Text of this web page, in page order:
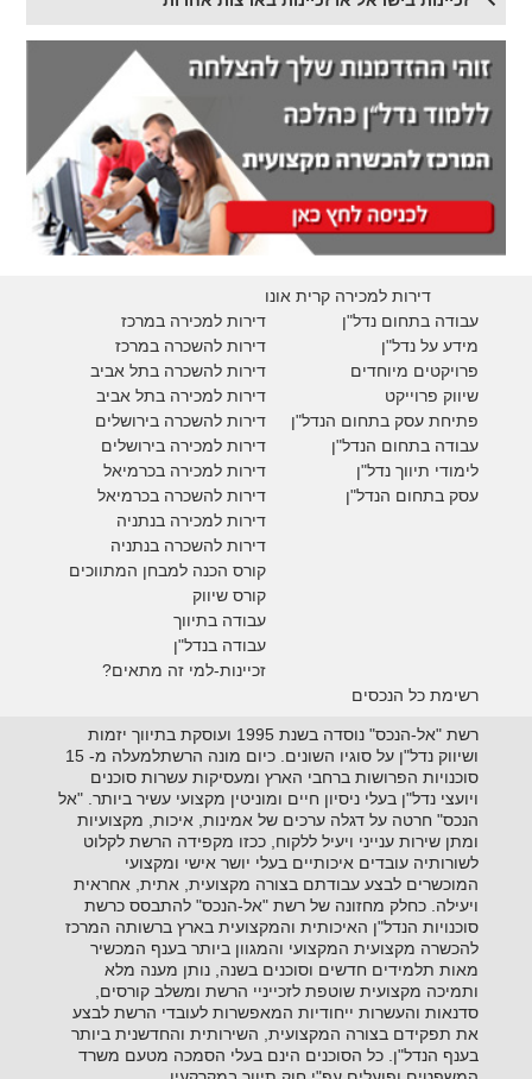
דירות למכירה קרית אונו
דירות למכירה במרכז
דירות להשכרה במרכז
דירות להשכרה בתל אביב
דירות למכירה בתל אביב
דירות להשכרה בירושלים
דירות למכירה בירושלים
דירות למכירה בכרמיאל
דירות להשכרה בכרמיאל
דירות למכירה בנתניה
דירות להשכרה בנתניה
קורס הכנה למבחן המתווכים
קורס שיווק
עבודה בתיווך
עבודה בנדל"ן
זכיינות-למי זה מתאים?
עבודה בתחום נדל"ן
מידע על נדל"ן
פרויקטים מיוחדים
שיווק פרוייקט
פתיחת עסק בתחום הנדל"ן
עבודה בתחום הנדל"ן
לימודי תיווך נדל"ן
עסק בתחום הנדל"ן
רשימת כל הנכסים
רשת "אל-הנכס" נוסדה בשנת 1995 ועוסקת בתיווך יזמות
ושיווק נדל"ן על סוגיו השונים. כיום מונה הרשתלמעלה מ- 15
סוכנויות הפרושות ברחבי הארץ ומעסיקות עשרות סוכנים
ויועצי נדל"ן בעלי ניסיון חיים ומוניטין מקצועי עשיר ביותר. "אל
הנכס" חרטה על דגלה ערכים של אמינות, איכות, מקצועיות
ומתן שירות ענייני ויעיל ללקוח, ככזו מקפידה הרשת לקלוט
לשורותיה עובדים איכותיים בעלי יושר אישי ומקצועי
המוכשרים לבצע עבודתם בצורה מקצועית, אתית, אחראית
ויעילה. כחלק מחזונה של רשת "אל-הנכס" להתבסס כרשת
סוכנויות הנדל"ן האיכותית והמקצועית בארץ ברשותה המרכז
להכשרה מקצועית המקצועי והמגוון ביותר בענף המכשיר
מאות תלמידים חדשים וסוכנים בשנה, נותן מענה מלא
ותמיכה מקצועית שוטפת לזכייניי הרשת ומשלב קורסים,
סדנאות והעשרות ייחודיות המאפשרות לעובדי הרשת לבצע
את תפקידם בצורה המקצועית, השירותית והחדשנית ביותר
בענף הנדל"ן. כל הסוכנים הינם בעלי הסמכה מטעם משרד